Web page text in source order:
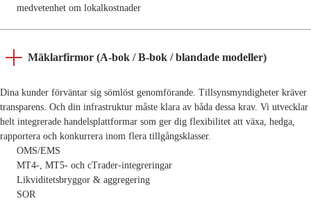
medvetenhet om lokalkostnader
Mäklarfirmor (A-bok / B-bok / blandade modeller)
Dina kunder förväntar sig sömlöst genomförande. Tillsynsmyndigheter kräver
transparens. Och din infrastruktur måste klara av båda dessa krav. Vi utvecklar
helt integrerade handelsplattformar som ger dig flexibilitet att växa, hedga,
rapportera och konkurrera inom flera tillgångsklasser.
OMS/EMS
MT4-, MT5- och cTrader-integreringar
Likviditetsbryggor & aggregering
SOR